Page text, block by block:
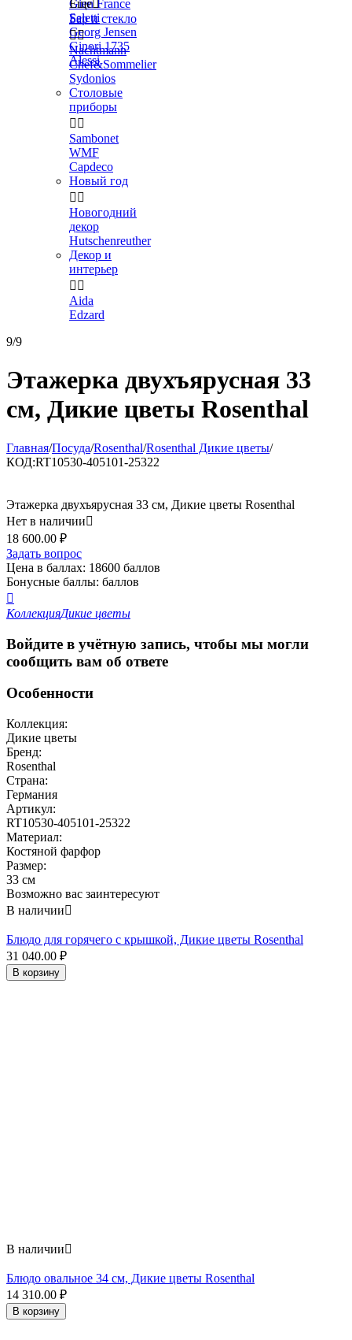
Gien France
Seletti
Georg Jensen
Ginori 1735
Alessi
Еще
Бар и стекло

Nachtmann
Chef&Sommelier
Sydonios
Столовые
приборы
 
Sambonet
WMF
Capdeco
Новый год
 
Новогодний
декор
Hutschenreuther
Декор и
интерьер
 
Aida
Edzard
9/9
Этажерка двухъярусная 33
см, Дикие цветы Rosenthal
Главная/Посуда/Rosenthal/Rosenthal Дикие цветы/
КОД:RT10530-405101-25322
Этажерка двухъярусная 33 см, Дикие цветы Rosenthal
Нет в наличии
18 600.00 ₽
Задать вопрос
Цена в баллах: 18600 баллов
Бонусные баллы: баллов

КоллекцияДикие цветы
Войдите в учётную запись, чтобы мы могли
сообщить вам об ответе
Особенности
Коллекция:
Дикие цветы
Бренд:
Rosenthal
Страна:
Германия
Артикул:
RT10530-405101-25322
Материал:
Костяной фарфор
Размер:
33 см
Возможно вас заинтересуют
В наличии
Блюдо для горячего с крышкой, Дикие цветы Rosenthal
31 040.00 ₽
В корзину
В наличии
Блюдо овальное 34 см, Дикие цветы Rosenthal
14 310.00 ₽
В корзину